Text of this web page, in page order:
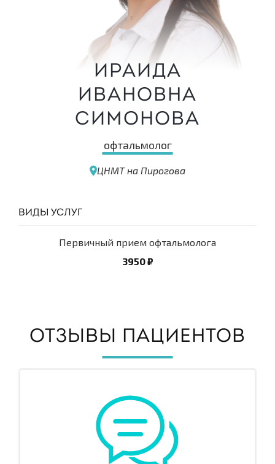
Ираида
Ивановна
Симонова
офтальмолог
ЦНМТ на Пирогова
ВИДЫ УСЛУГ
Первичный прием офтальмолога
3950 ₽
ОТЗЫВЫ ПАЦИЕНТОВ